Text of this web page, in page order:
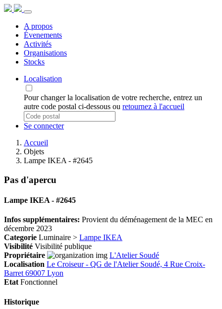
A propos
Évenements
Activités
Organisations
Stocks
Localisation
Pour changer la localisation de votre recherche, entrez un
autre code postal ci-dessous ou retournez à l'accueil
Se connecter
Accueil
Objets
Lampe IKEA - #2645
Pas d'apercu
Lampe IKEA - #2645
Infos supplémentaires: Provient du déménagement de la MEC en
décembre 2023
Categorie Luminaire > Lampe IKEA
Visibilité Visibilité publique
Propriétaire
L'Atelier Soudé
Localisation Le Croiseur - QG de l'Atelier Soudé, 4 Rue Croix-
Barret 69007 Lyon
Etat Fonctionnel
Historique